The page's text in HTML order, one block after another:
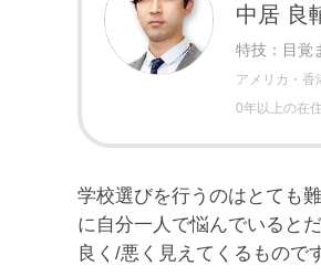
中居 良
特技：目覚
アメリカ・香
0年以上の在
学校選びを行うのはとても
に自分一人で悩んでいると
良く/悪く見えてくるもので